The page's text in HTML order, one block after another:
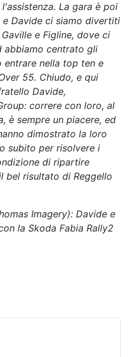
La gara è poi
Davide ci siamo divertiti
e Figline, dove ci
abbiamo centrato gli
nella top ten e
55. Chiudo, e qui
Davide,
correre con loro, al
è sempre un piacere, ed
dimostrato la loro
subito per risolvere i
di ripartire
bel risultato di Reggello
Imagery): Davide e
la Skoda Fabia Rally2